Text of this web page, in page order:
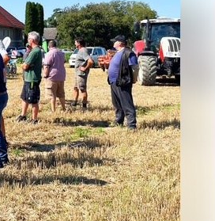
Skip to main content